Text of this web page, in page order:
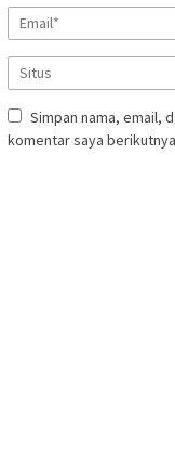
Simpan nama, email,
komentar saya